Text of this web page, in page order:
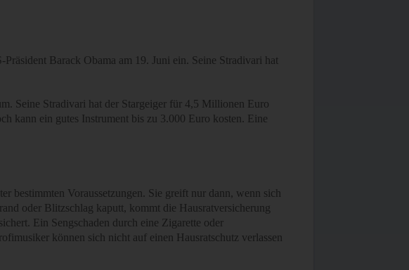
Barack Obama am 19. Juni ein. Seine Stradivari hat
Seine Stradivari hat der Stargeiger für 4,5 Millionen Euro
kann ein gutes Instrument bis zu 3.000 Euro kosten. Eine
bestimmten Voraussetzungen. Sie greift nur dann, wenn sich
oder Blitzschlag kaputt, kommt die Hausratversicherung
Ein Sengschaden durch eine Zigarette oder
können sich nicht auf einen Hausratschutz verlassen